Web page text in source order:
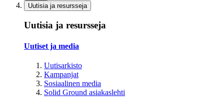
Uutisia ja resursseja
Uutisia ja resursseja
Uutiset ja media
Uutisarkisto
Kampanjat
Sosiaalinen media
Solid Ground asiakaslehti